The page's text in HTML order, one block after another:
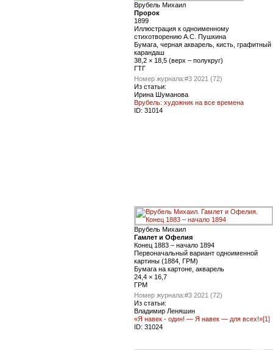
Врубель Михаил
Пророк
1899
Иллюстрация к одноименному
стихотворению А.С. Пушкина
Бумага, черная акварель, кисть, графитный
карандаш
38,2 × 18,5 (верх – полукруг)
ГТГ
Номер журнала:#3 2021 (72)
Из статьи:
Ирина Шуманова
Врубель: художник на все времена
ID: 31014
Врубель Михаил
Гамлет и Офелия
Конец 1883 – начало 1894
Первоначальный вариант одноименной
картины (1884, ГРМ)
Бумага на картоне, акварель
24,4 × 16,7
ГРМ
Номер журнала:#3 2021 (72)
Из статьи:
Владимир Леняшин
«Я навек - один! — Я навек — для всех!»[1]
ID: 31024